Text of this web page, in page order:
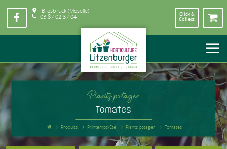
Bliesbruck (Moselle)
03 87 02 37 04
Click &
Collect
Plants potager
Tomates
Produits Printemps/Été Plants potager Tomates